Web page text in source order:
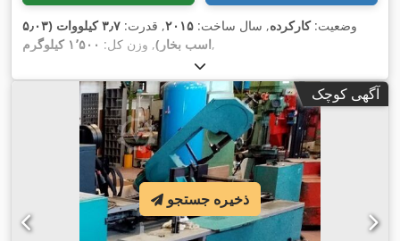
وضعیت:کارکرده, سال ساخت: ۲۰۱۵, قدرت:
۳٫۷ کیلووات (۵٫۰۳
اسب بخار), وزن کل: ۱٬۵۰۰ کیلوگرم ,
آگهی کوچک
ذخیره جستجو